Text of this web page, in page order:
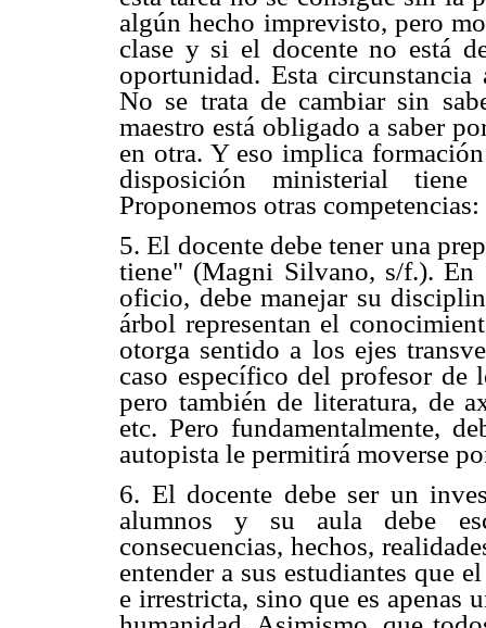
algún hecho imprevisto, pero
clase y si el docente no está
oportunidad. Esta
No se trata de cambiar sin
maestro está obligado a saber
en otra. Y eso implica
disposición ministerial tiene
Proponemos otras competencias:
5. El docente debe tener una
tiene" (Magni Silvano, s/f.). En
oficio, debe manejar su
árbol representan el
otorga sentido a los ejes
caso específico del profesor de
pero también de literatura, de
etc. Pero fundamentalmente,
autopista le permitirá moverse
6. El docente debe ser un
alumnos y su aula debe
consecuencias, hechos,
entender a sus estudiantes que
e irrestricta, sino que es apenas